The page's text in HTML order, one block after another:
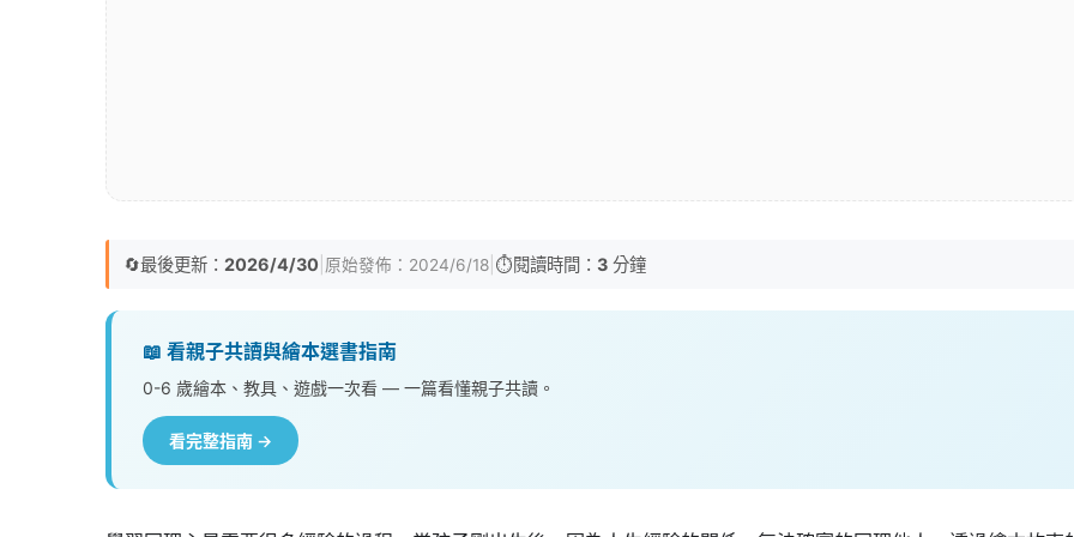
🔄最後更新： 2026/4/30 原始發佈： 2024/6/18 ⏱️閱讀時間： 3 分鐘
📖 看親子共讀與繪本選書指南
0-6 歲繪本、教具、遊戲一次看 — 一篇看懂親子共讀。
看完整指南 →